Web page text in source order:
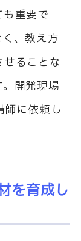
重要で
、教え方
ることな
開発現場
に依頼し
を育成し